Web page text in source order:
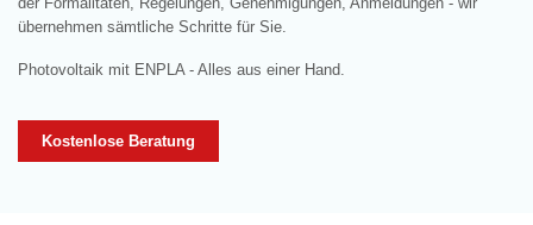
übernehmen sämtliche Schritte für Sie.
Photovoltaik mit ENPLA - Alles aus einer Hand.
Kostenlose Beratung